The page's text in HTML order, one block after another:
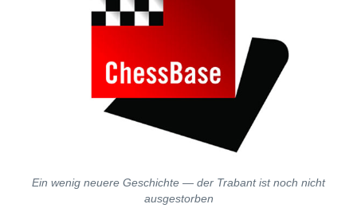
Ein wenig neuere Geschichte — der Trabant ist noch nicht
ausgestorben